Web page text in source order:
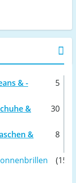
& -
5
&
30
&
8
(15)